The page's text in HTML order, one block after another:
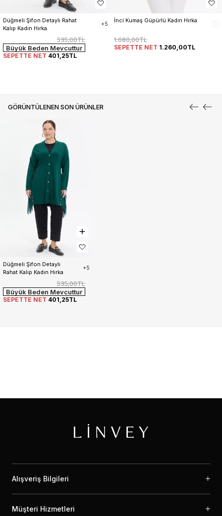
Düğmeli Şifon Detaylı Rahat
Kalıp Kadın Hırka
+5
535,00TL
Büyük Beden Mevcuttur
SEPETTE NET 401,25TL
İnci Kumaş Güpürlü Kadın Hırka
1.680,00TL
SEPETTE NET 1.260,00TL
GÖRÜNTÜLENEN SON ÜRÜNLER
Düğmeli Şifon Detaylı
Rahat Kalıp Kadın Hırka
+5
535,00TL
Büyük Beden Mevcuttur
SEPETTE NET 401,25TL
Alışveriş Bilgileri
Müşteri Hizmetleri